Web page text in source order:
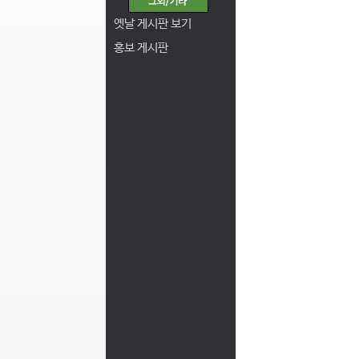
옛날 게시판 보기
홍보 게시판